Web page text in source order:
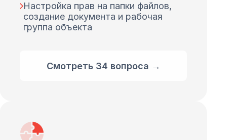
Настройка прав на папки файлов,
создание документа и рабочая
группа объекта
Смотреть 34 вопроса →